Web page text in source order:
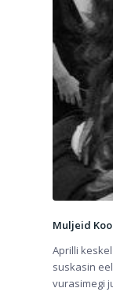
Muljeid
Aprilli
suskasin
vurasimegi